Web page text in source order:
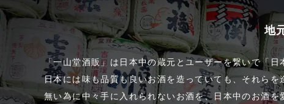
地
「一山堂酒販」は日本中の蔵元とユーザーを繋いで「
日本には味も品質も良いお酒を造っていても、それら
無い為に中々手に入れられないお酒を、日本中のお酒